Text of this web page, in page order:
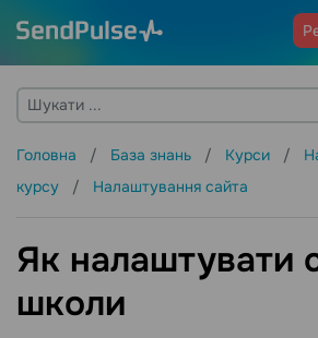
Головна База знань Курси
курсу
Налаштування сайта
Як налаштувати
школи